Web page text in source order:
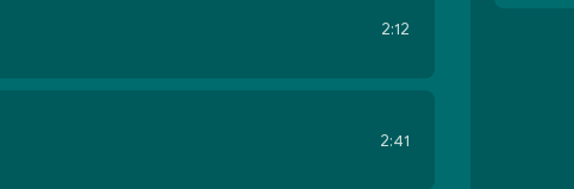
2:12
2:41